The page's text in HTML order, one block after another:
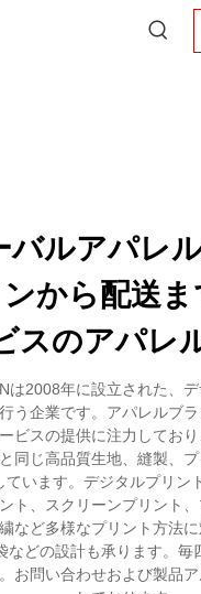
バルアパレ
から配送
スのアパレ
は2008年に設立された、
う企業です。アパレルブ
ビスの提供に注力してお
同じ高品質生地、縫製、
ています。デジタルプリン
ト、スクリーンプリント
など多様なプリント方法
などの設計も承ります。
お問い合わせおよび製品